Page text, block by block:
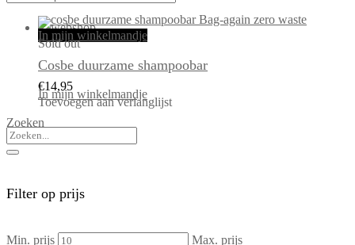
In mijn winkelmandje
Sold out
Cosbe duurzame shampoobar
€14,95
In mijn winkelmandje
Toevoegen aan verlanglijst
Zoeken
Filter op prijs
Min. prijs Max. prijs